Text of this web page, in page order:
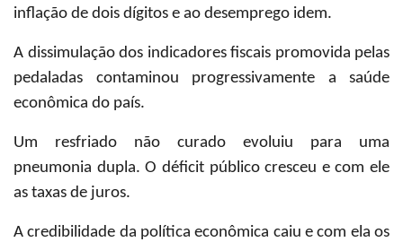
inflação de dois dígitos e ao desemprego idem.
A dissimulação dos indicadores fiscais promovida pelas
pedaladas contaminou progressivamente a saúde
econômica do país.
Um resfriado não curado evoluiu para uma
pneumonia dupla. O déficit público cresceu e com ele
as taxas de juros.
A credibilidade da política econômica caiu e com ela os